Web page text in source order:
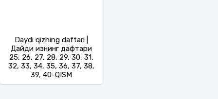
Daydi qizning daftari |
Дайди қизнинг дафтари
25, 26, 27, 28, 29, 30, 31,
32, 33, 34, 35, 36, 37, 38,
39, 40-QISM